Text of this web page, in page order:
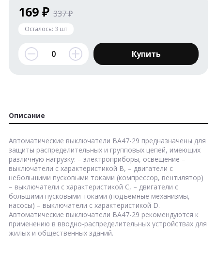
169 ₽ 337 ₽
Осталось: 3 шт
Купить
Описание
Автоматические выключатели ВА47-29 предназначены для
защиты распределительных и групповых цепей, имеющих
различную нагрузку: – электроприборы, освещение –
выключатели с характеристикой В, – двигатели с
небольшими пусковыми токами (компрессор, вентилятор)
– выключатели с характеристикой C, – двигатели с
большими пусковыми токами (подъемные механизмы,
насосы) – выключатели с характеристикой D.
Автоматические выключатели ВА47-29 рекомендуются к
применению в вводно-распределительных устройствах для
жилых и общественных зданий.